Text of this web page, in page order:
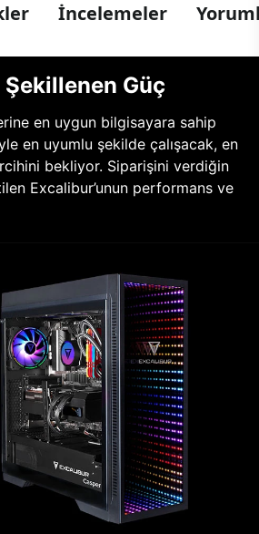
İncelemeler
Güç
en uygun bilgisayara sahip
en uyumlu şekilde çalışacak, en
bekliyor. Siparişini verdiğin
Excalibur’unun performans ve